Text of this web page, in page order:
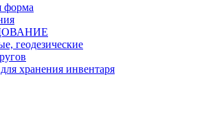
форма
геодезические
хранения инвентаря